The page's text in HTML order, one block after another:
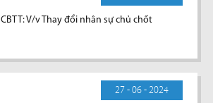
CBTT: V/v Thay đổi nhân sự chủ chốt
27 - 06 - 2024